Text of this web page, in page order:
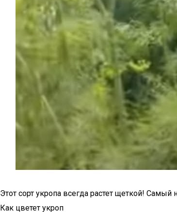
Этот сорт укропа всегда растет щеткой!
Как цветет укроп